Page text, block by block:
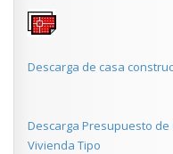
Descarga de casa
Descarga Presupuesto de
Vivienda Tipo